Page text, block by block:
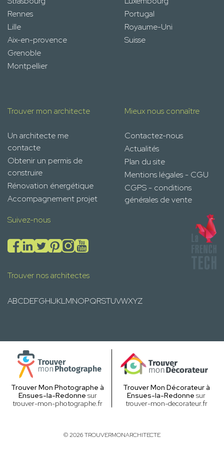
Rennes
Lille
Aix-en-provence
Grenoble
Montpellier
Portugal
Royaume-Uni
Suisse
Trouver mon architecte
Un architecte me
contacte
Obtenir un permis de
construire
Rénovation énergétique
Accompagnement projet
Mieux nous connaître
Contactez-nous
Actualités
Plan du site
Mentions légales - CGU
CGPS - conditions
générales de vente
Suivez-nous
Trouver nos architectes
ABCDEFGHIJKLMNOPQRSTUVWXYZ
Trouver Mon Photographe à
Ensues-la-Redonne sur
trouver-mon-photographe.fr
Trouver Mon Décorateur à
Ensues-la-Redonne sur
trouver-mon-decorateur.fr
© 2026 TROUVERMONARCHITECTE